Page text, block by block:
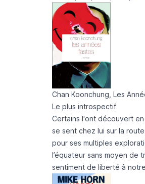
Chan Koonchung, Les
Le plus introspectif
Certains l'ont découvert en
se sent chez lui sur la
pour ses multiples
l’équateur sans moyen de
sentiment de liberté à